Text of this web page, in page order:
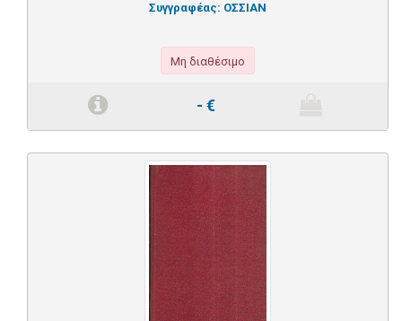
Συγγραφέας: ΟΣΣΙΑΝ
Μη διαθέσιμο
- €